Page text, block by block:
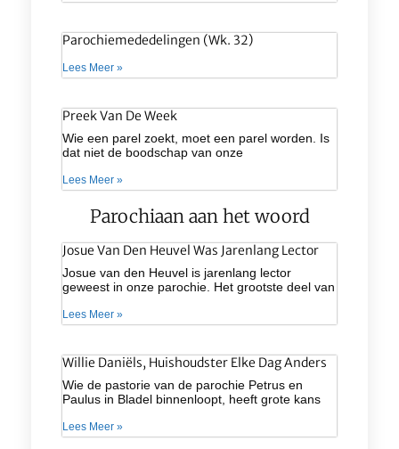
Parochiemededelingen (wk. 32)
Lees Meer »
Preek Van De Week
Wie een parel zoekt, moet een parel worden. Is
dat niet de boodschap van onze
Lees Meer »
Parochiaan aan het woord
Josue Van Den Heuvel Was Jarenlang Lector
Josue van den Heuvel is jarenlang lector
geweest in onze parochie. Het grootste deel van
Lees Meer »
Willie Daniëls, Huishoudster Elke Dag Anders
Wie de pastorie van de parochie Petrus en
Paulus in Bladel binnenloopt, heeft grote kans
Lees Meer »